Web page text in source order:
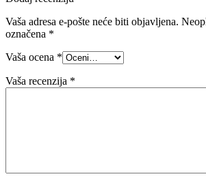
Vaša adresa e-pošte neće biti objavljena.
označena *
Vaša ocena *
Vaša recenzija *